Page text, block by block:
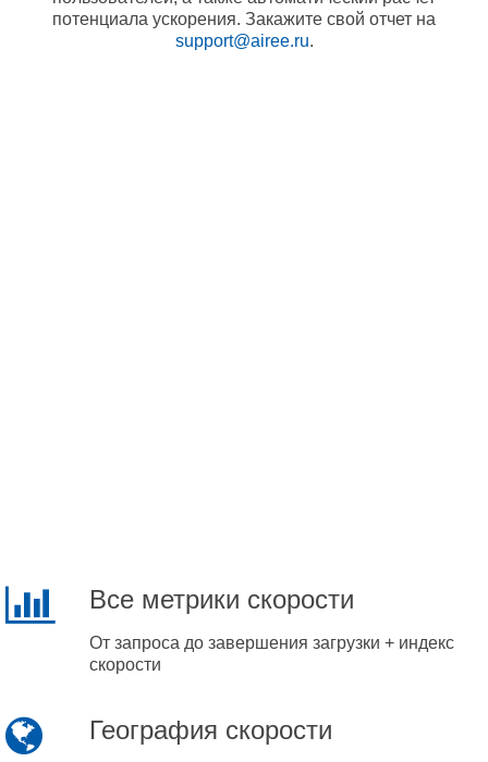
потенциала ускорения. Закажите свой отчет на
support@airee.ru.
Все метрики скорости
От запроса до завершения загрузки + индекс
скорости
География скорости